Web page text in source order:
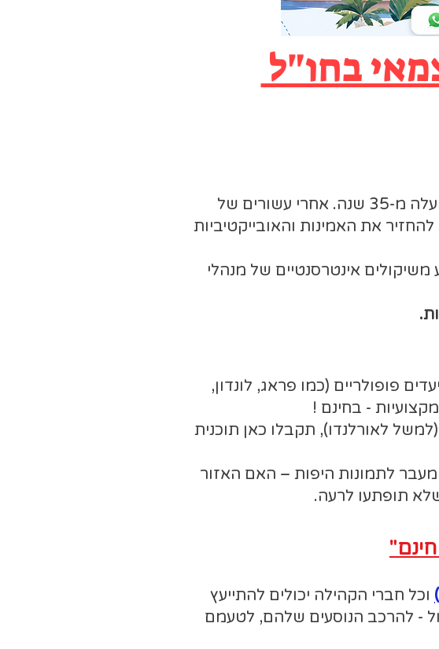
בחו"ל
שמי שאול לוי, בלוגר תיירות ומומחה בענף הנסיעות עם ותק של למעלה מ-35 שנה. אחרי עשורים של
את האמינות והאובייקטיביות
משיקולים אינטרסנטיים של מנהלי
פופולריים (כמו פראג, לונדון,
- בחינם !
ש"ח למתכנן טיולים (למשל לאורלנדו), תקבלו כאן תוכנית
לתמונות היפות – האם האזור
תופתעו לרעה.
וכל חברי הקהילה יכולים להתייעץ
- להרכב הנוסעים שלהם, לטעמם